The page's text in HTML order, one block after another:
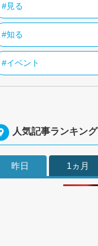
#見る
#知る
#イベント
人気記事ランキング
昨日 1ヵ月